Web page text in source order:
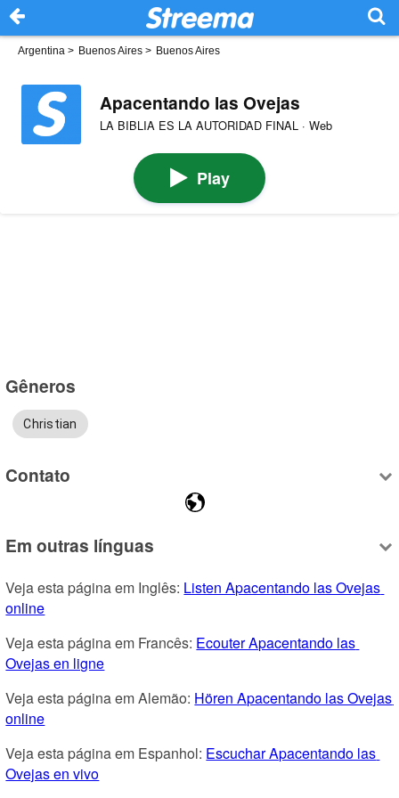
Argentina > Buenos Aires > Buenos Aires
Apacentando las Ovejas
LA BIBLIA ES LA AUTORIDAD FINAL · Web
Play
Gêneros
Christian
Contato
Em outras línguas
Veja esta página em Inglês: Listen Apacentando las Ovejas
online
Veja esta página em Francês: Ecouter Apacentando las
Ovejas en ligne
Veja esta página em Alemão: Hören Apacentando las Ovejas
online
Veja esta página em Espanhol: Escuchar Apacentando las
Ovejas en vivo